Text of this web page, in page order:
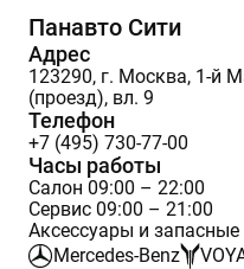
Панавто Сити
Адрес
123290, г. Москва, 1-й
(проезд), вл. 9
Телефон
+7 (495) 730-77-00
Часы работы
Салон 09:00 – 22:00
Сервис 09:00 – 21:00
Аксессуары и
Mercedes-Benz